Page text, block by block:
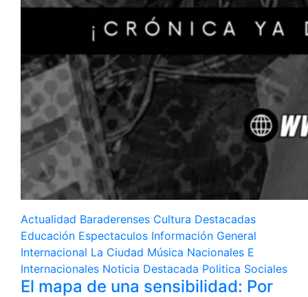
Actualidad Baraderenses Cultura Destacadas
Educación Espectaculos Información General
Internacional La Ciudad Música Nacionales E
Internacionales Noticia Destacada Politica Sociales
El mapa de una sensibilidad: Por